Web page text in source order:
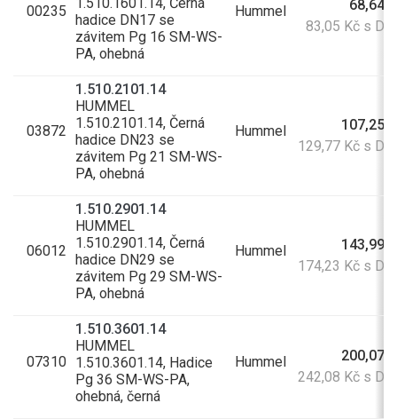
00235
hadice DN17 se
závitem Pg 16 SM-WS-
PA, ohebná
Hummel
68,64
83,05 Kč s
03872
1.510.2101.14
HUMMEL
1.510.2101.14, Černá
hadice DN23 se
závitem Pg 21 SM-WS-
PA, ohebná
Hummel
107,25
129,77 Kč s
06012
1.510.2901.14
HUMMEL
1.510.2901.14, Černá
hadice DN29 se
závitem Pg 29 SM-WS-
PA, ohebná
Hummel
143,99
174,23 Kč s
07310
1.510.3601.14
HUMMEL
1.510.3601.14, Hadice
Pg 36 SM-WS-PA,
ohebná, černá
Hummel
200,07
242,08 Kč s